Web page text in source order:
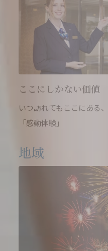
ここにしかない価値
いつ訪れてもここにある
「感動体験」